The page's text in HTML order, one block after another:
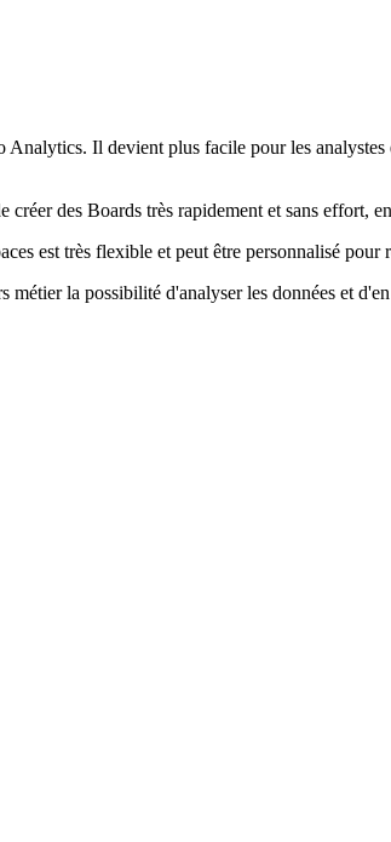
Il devient plus facile pour les
créer des Boards très rapidement et sans effort,
est très flexible et peut être personnalisé
métier la possibilité d'analyser les données et